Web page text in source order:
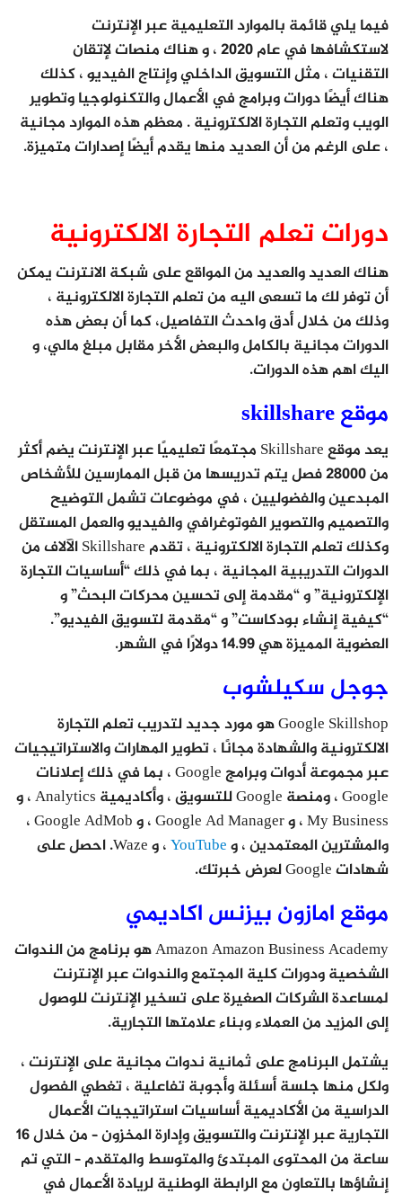
فيما يلي قائمة بالموارد التعليمية عبر الإنترنت
لاستكشافها في عام 2020 ، و هناك منصات لإتقان
التقنيات ، مثل التسويق الداخلي وإنتاج الفيديو ، كذلك
هناك أيضًا دورات وبرامج في الأعمال والتكنولوجيا وتطوير
الويب وتعلم التجارة الالكترونية . معظم هذه الموارد مجانية
، على الرغم من أن العديد منها يقدم أيضًا إصدارات متميزة.
دورات تعلم التجارة الالكترونية
هناك العديد والعديد من المواقع على شبكة الانترنت يمكن
أن توفر لك ما تسعى اليه من تعلم التجارة الالكترونية ،
وذلك من خلال أدق واحدث التفاصيل، كما أن بعض هذه
الدورات مجانية بالكامل والبعض الأخر مقابل مبلغ مالي، و
اليك اهم هذه الدورات.
موقع skillshare
يعد موقع Skillshare مجتمعًا تعليميًا عبر الإنترنت يضم أكثر
من 28000 فصل يتم تدريسها من قبل الممارسين للأشخاص
المبدعين والفضوليين ، في موضوعات تشمل التوضيح
والتصميم والتصوير الفوتوغرافي والفيديو والعمل المستقل
وكذلك تعلم التجارة الالكترونية ، تقدم Skillshare الآلاف من
الدورات التدريبية المجانية ، بما في ذلك “أساسيات التجارة
الإلكترونية” و “مقدمة إلى تحسين محركات البحث” و
“كيفية إنشاء بودكاست” و “مقدمة لتسويق الفيديو”.
العضوية المميزة هي 14.99 دولارًا في الشهر.
جوجل سكيلشوب
Google Skillshop هو مورد جديد لتدريب تعلم التجارة
الالكترونية والشهادة مجانًا ، تطوير المهارات والاستراتيجيات
عبر مجموعة أدوات وبرامج Google ، بما في ذلك إعلانات
Google ، ومنصة Google للتسويق ، وأكاديمية Analytics ، و
My Business ، و Google Ad Manager ، و Google AdMob ،
والمشترين المعتمدين ، وYouTube
، و Waze. احصل على
شهادات Google لعرض خبرتك.
موقع امازون بيزنس اكاديمي
Amazon Amazon Business Academy هو برنامج من الندوات
الشخصية ودورات كلية المجتمع والندوات عبر الإنترنت
لمساعدة الشركات الصغيرة على تسخير الإنترنت للوصول
إلى المزيد من العملاء وبناء علامتها التجارية.
يشتمل البرنامج على ثمانية ندوات مجانية على الإنترنت ،
ولكل منها جلسة أسئلة وأجوبة تفاعلية ، تغطي الفصول
الدراسية من الأكاديمية أساسيات استراتيجيات الأعمال
التجارية عبر الإنترنت والتسويق وإدارة المخزون – من خلال 16
ساعة من المحتوى المبتدئ والمتوسط ​​والمتقدم – التي تم
إنشاؤها بالتعاون مع الرابطة الوطنية لريادة الأعمال في